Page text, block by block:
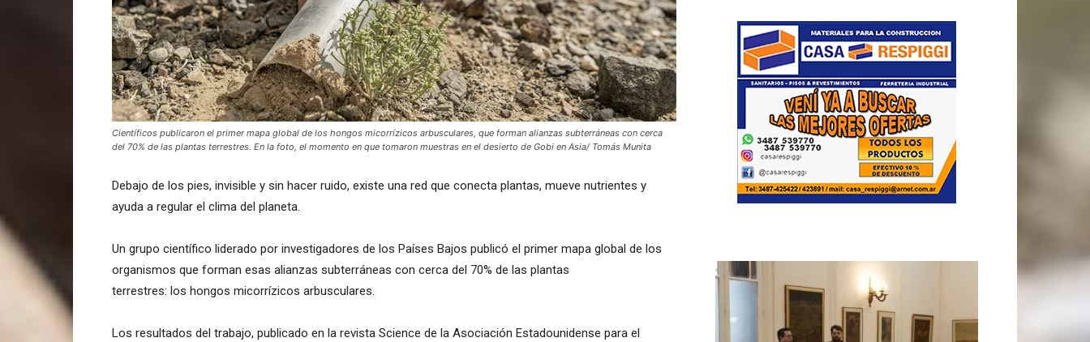
Científicos publicaron el primer mapa global de los hongos micorrízicos arbusculares, que forman alianzas subterráneas con cerca
del 70% de las plantas terrestres. En la foto, el momento en que tomaron muestras en el desierto de Gobi en Asia/ Tomás Munita
Debajo de los pies, invisible y sin hacer ruido, existe una red que conecta plantas, mueve nutrientes y
ayuda a regular el clima del planeta.
Un grupo científico liderado por investigadores de los Países Bajos publicó el primer mapa global de los
organismos que forman esas alianzas subterráneas con cerca del 70% de las plantas
terrestres: los hongos micorrízicos arbusculares.
Los resultados del trabajo, publicado en la revista Science de la Asociación Estadounidense para el